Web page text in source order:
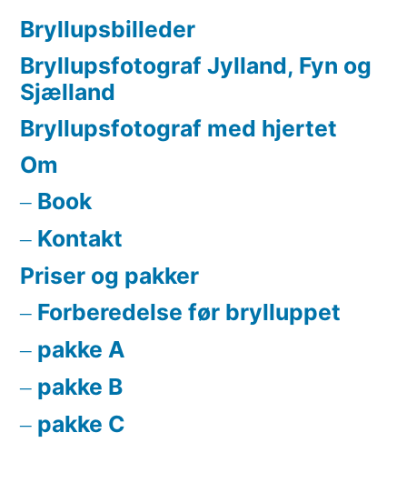
Bryllupsbilleder
Bryllupsfotograf Jylland, Fyn og
Sjælland
Bryllupsfotograf med hjertet
Om
Book
Kontakt
Priser og pakker
Forberedelse før brylluppet
pakke A
pakke B
pakke C